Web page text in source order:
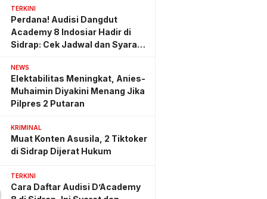
TERKINI
Perdana! Audisi Dangdut
Academy 8 Indosiar Hadir di
Sidrap: Cek Jadwal dan Syarat
NEWS
Elektabilitas Meningkat, Anies-
Muhaimin Diyakini Menang Jika
Pilpres 2 Putaran
KRIMINAL
Muat Konten Asusila, 2 Tiktoker
di Sidrap Dijerat Hukum
TERKINI
Cara Daftar Audisi D’Academy